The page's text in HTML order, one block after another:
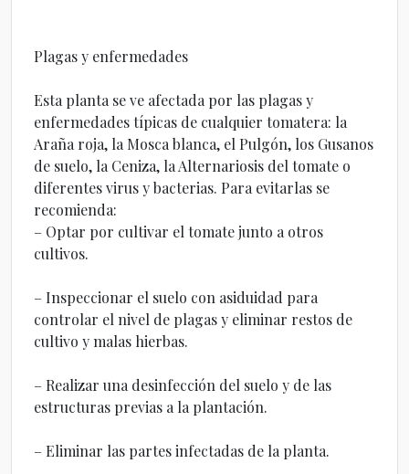
Plagas y enfermedades
Esta planta se ve afectada por las plagas y
enfermedades típicas de cualquier tomatera: la
Araña roja, la Mosca blanca, el Pulgón, los Gusanos
de suelo, la Ceniza, la Alternariosis del tomate o
diferentes virus y bacterias. Para evitarlas se
recomienda:
– Optar por cultivar el tomate junto a otros
cultivos.
– Inspeccionar el suelo con asiduidad para
controlar el nivel de plagas y eliminar restos de
cultivo y malas hierbas.
– Realizar una desinfección del suelo y de las
estructuras previas a la plantación.
– Eliminar las partes infectadas de la planta.